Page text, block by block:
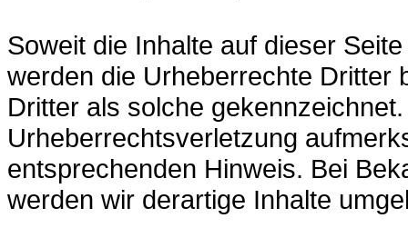
Soweit die Inhalte auf dieser
werden die Urheberrechte Dritter
Dritter als solche
Urheberrechtsverletzung
entsprechenden Hinweis. Bei
werden wir derartige Inhalte